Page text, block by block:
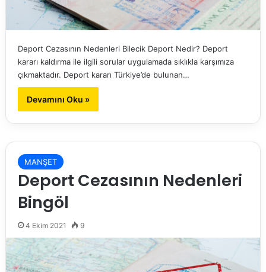
Deport Cezasının Nedenleri Bilecik Deport Nedir? Deport
kararı kaldırma ile ilgili sorular uygulamada sıklıkla karşımıza
çıkmaktadır. Deport kararı Türkiye’de bulunan…
Devamını Oku »
MANŞET
Deport Cezasının Nedenleri
Bingöl
4 Ekim 2021 9